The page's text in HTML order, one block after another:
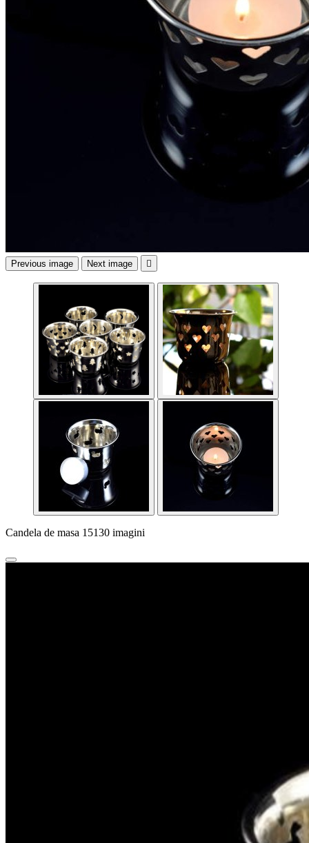
Previous image Next image 
Candela de masa 15130 imagini